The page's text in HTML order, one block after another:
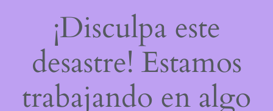
¡Disculpa este
desastre! Estamos
trabajando en algo